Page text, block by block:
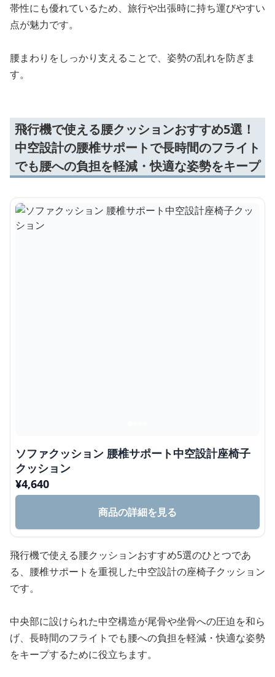
帯性にも優れているため、旅行や出張時に持ち運びやすい
点が魅力です。
腰まわりをしっかり支えることで、姿勢の乱れを防ぎま
す。
飛行機で使える腰クッションおすすめ5選！
中空設計の腰椎サポートで長時間のフライト
でも腰への負担を軽減・快適な姿勢をキープ
ソファクッション 腰椎サポート中空設計座椅子
クッション
¥4,640
商品の詳細を見る
飛行機で使える腰クッションおすすめ5選のひとつであ
る、腰椎サポートを重視した中空設計の座椅子クッション
です。
中央部に設けられた中空構造が尾骨や坐骨への圧迫を和ら
げ、長時間のフライトでも腰への負担を軽減・快適な姿勢
をキープするために役立ちます。